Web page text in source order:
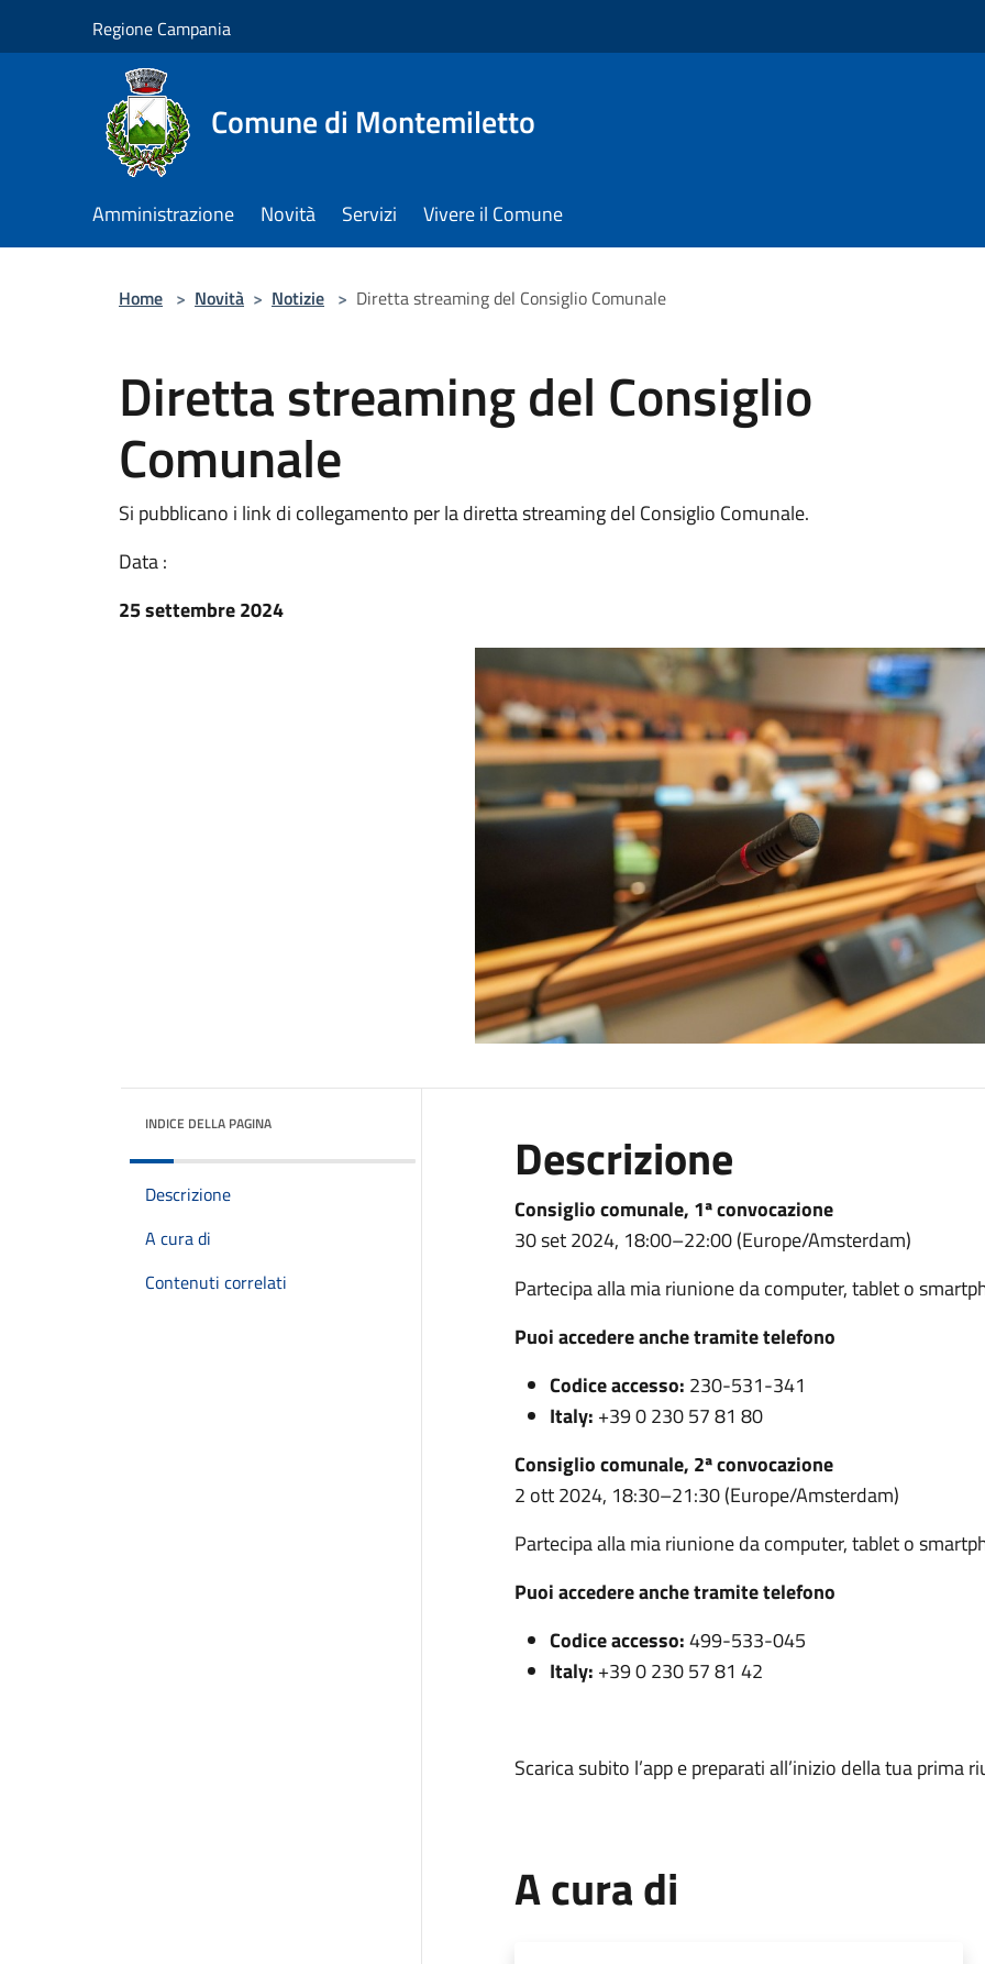
Regione Campania
Comune di Montemiletto
Amministrazione Novità Servizi Vivere il Comune
Home > Novità > Notizie > Diretta streaming del Consiglio Comunale
Diretta streaming del Consiglio
Comunale
Si pubblicano i link di collegamento per la diretta streaming del Consiglio Comunale.
Data :
25 settembre 2024
INDICE DELLA PAGINA
Descrizione
A cura di
Contenuti correlati
Descrizione
Consiglio comunale, 1ª convocazione
30 set 2024, 18:00–22:00 (Europe/Amsterdam)
Partecipa alla mia riunione da computer, tablet o
Puoi accedere anche tramite telefono
Codice accesso: 230-531-341
Italy: +39 0 230 57 81 80
Consiglio comunale, 2ª convocazione
2 ott 2024, 18:30–21:30 (Europe/Amsterdam)
Partecipa alla mia riunione da computer, tablet o
Puoi accedere anche tramite telefono
Codice accesso:499-533-045
Italy: +39 0 230 57 81 42
Scarica subito l’app e preparati all’inizio della tua
A cura di